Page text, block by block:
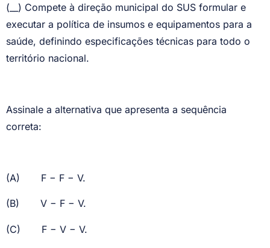
(__) Compete à direção municipal do SUS formular e
executar a política de insumos e equipamentos para a
saúde, definindo especificações técnicas para todo o
território nacional.
Assinale a alternativa que apresenta a sequência
correta:
(A) F − F − V.
(B) V − F − V.
(C) F − V − V.